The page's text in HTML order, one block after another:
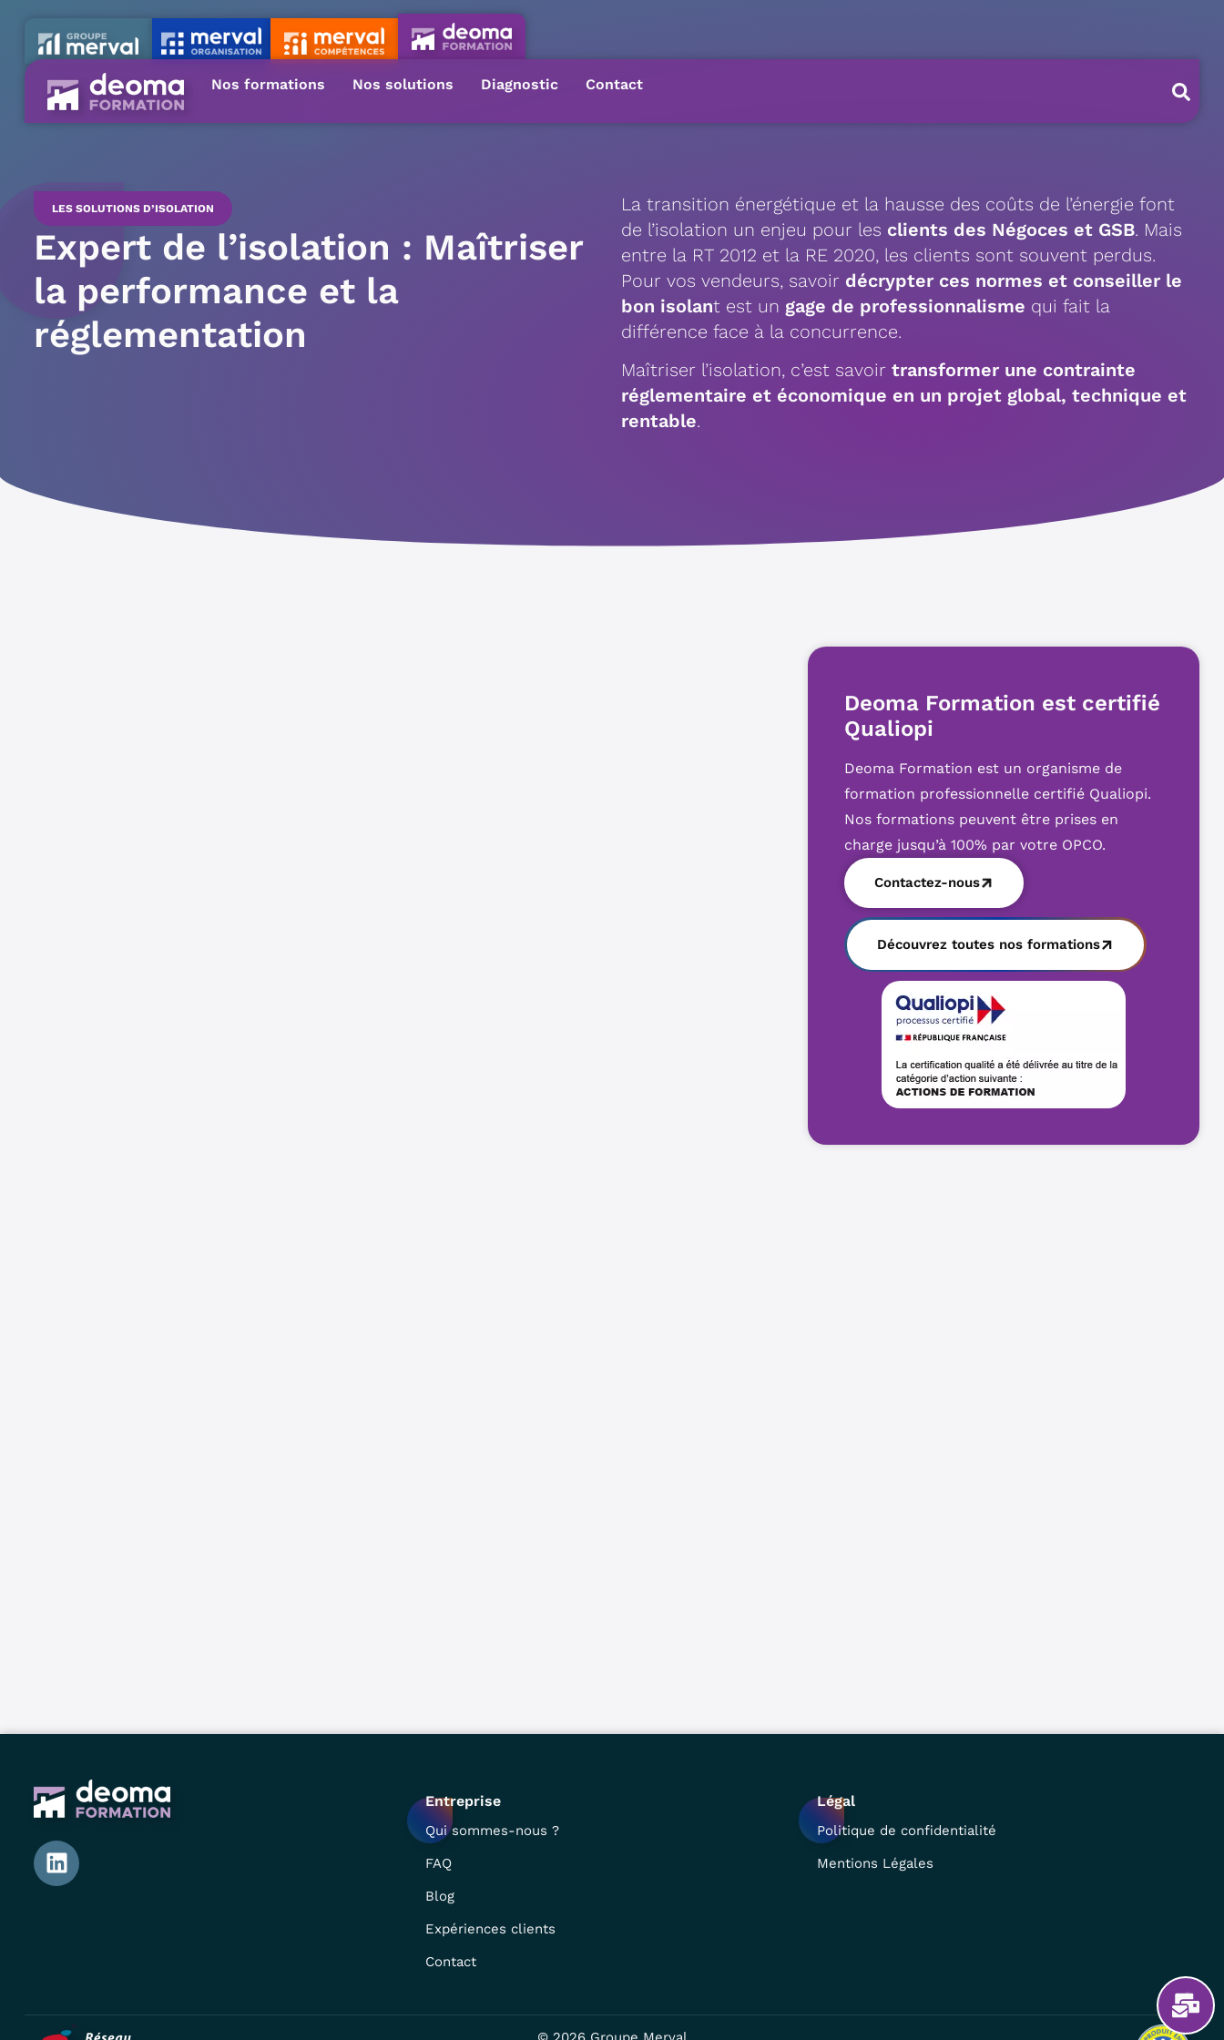
Nos formations Nos solutions Diagnostic Contact
LES SOLUTIONS D’ISOLATION
Expert de l’isolation : Maîtriser
la performance et la
réglementation
La transition énergétique et la hausse des coûts de l’énergie font
de l’isolation un enjeu pour les clients des Négoces et GSB. Mais
entre la RT 2012 et la RE 2020, les clients sont souvent perdus.
Pour vos vendeurs, savoir décrypter ces normes et conseiller le
bon isolant est un gage de professionnalisme qui fait la
différence face à la concurrence.
Maîtriser l’isolation, c’est savoir transformer une contrainte
réglementaire et économique en un projet global, technique et
rentable.
Deoma Formation est certifié
Qualiopi
Deoma Formation est un organisme de
formation professionnelle certifié Qualiopi.
Nos formations peuvent être prises en
charge jusqu’à 100% par votre OPCO.
Contactez-nous
Découvrez toutes nos formations
Entreprise
Qui sommes-nous ?
FAQ
Blog
Expériences clients
Contact
Légal
Politique de confidentialité
Mentions Légales